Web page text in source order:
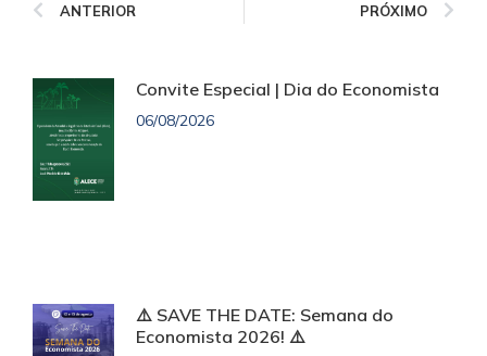
ANTERIOR PRÓXIMO
Convite Especial | Dia do Economista
06/08/2026
⚠️ SAVE THE DATE: Semana do
Economista 2026! ⚠️